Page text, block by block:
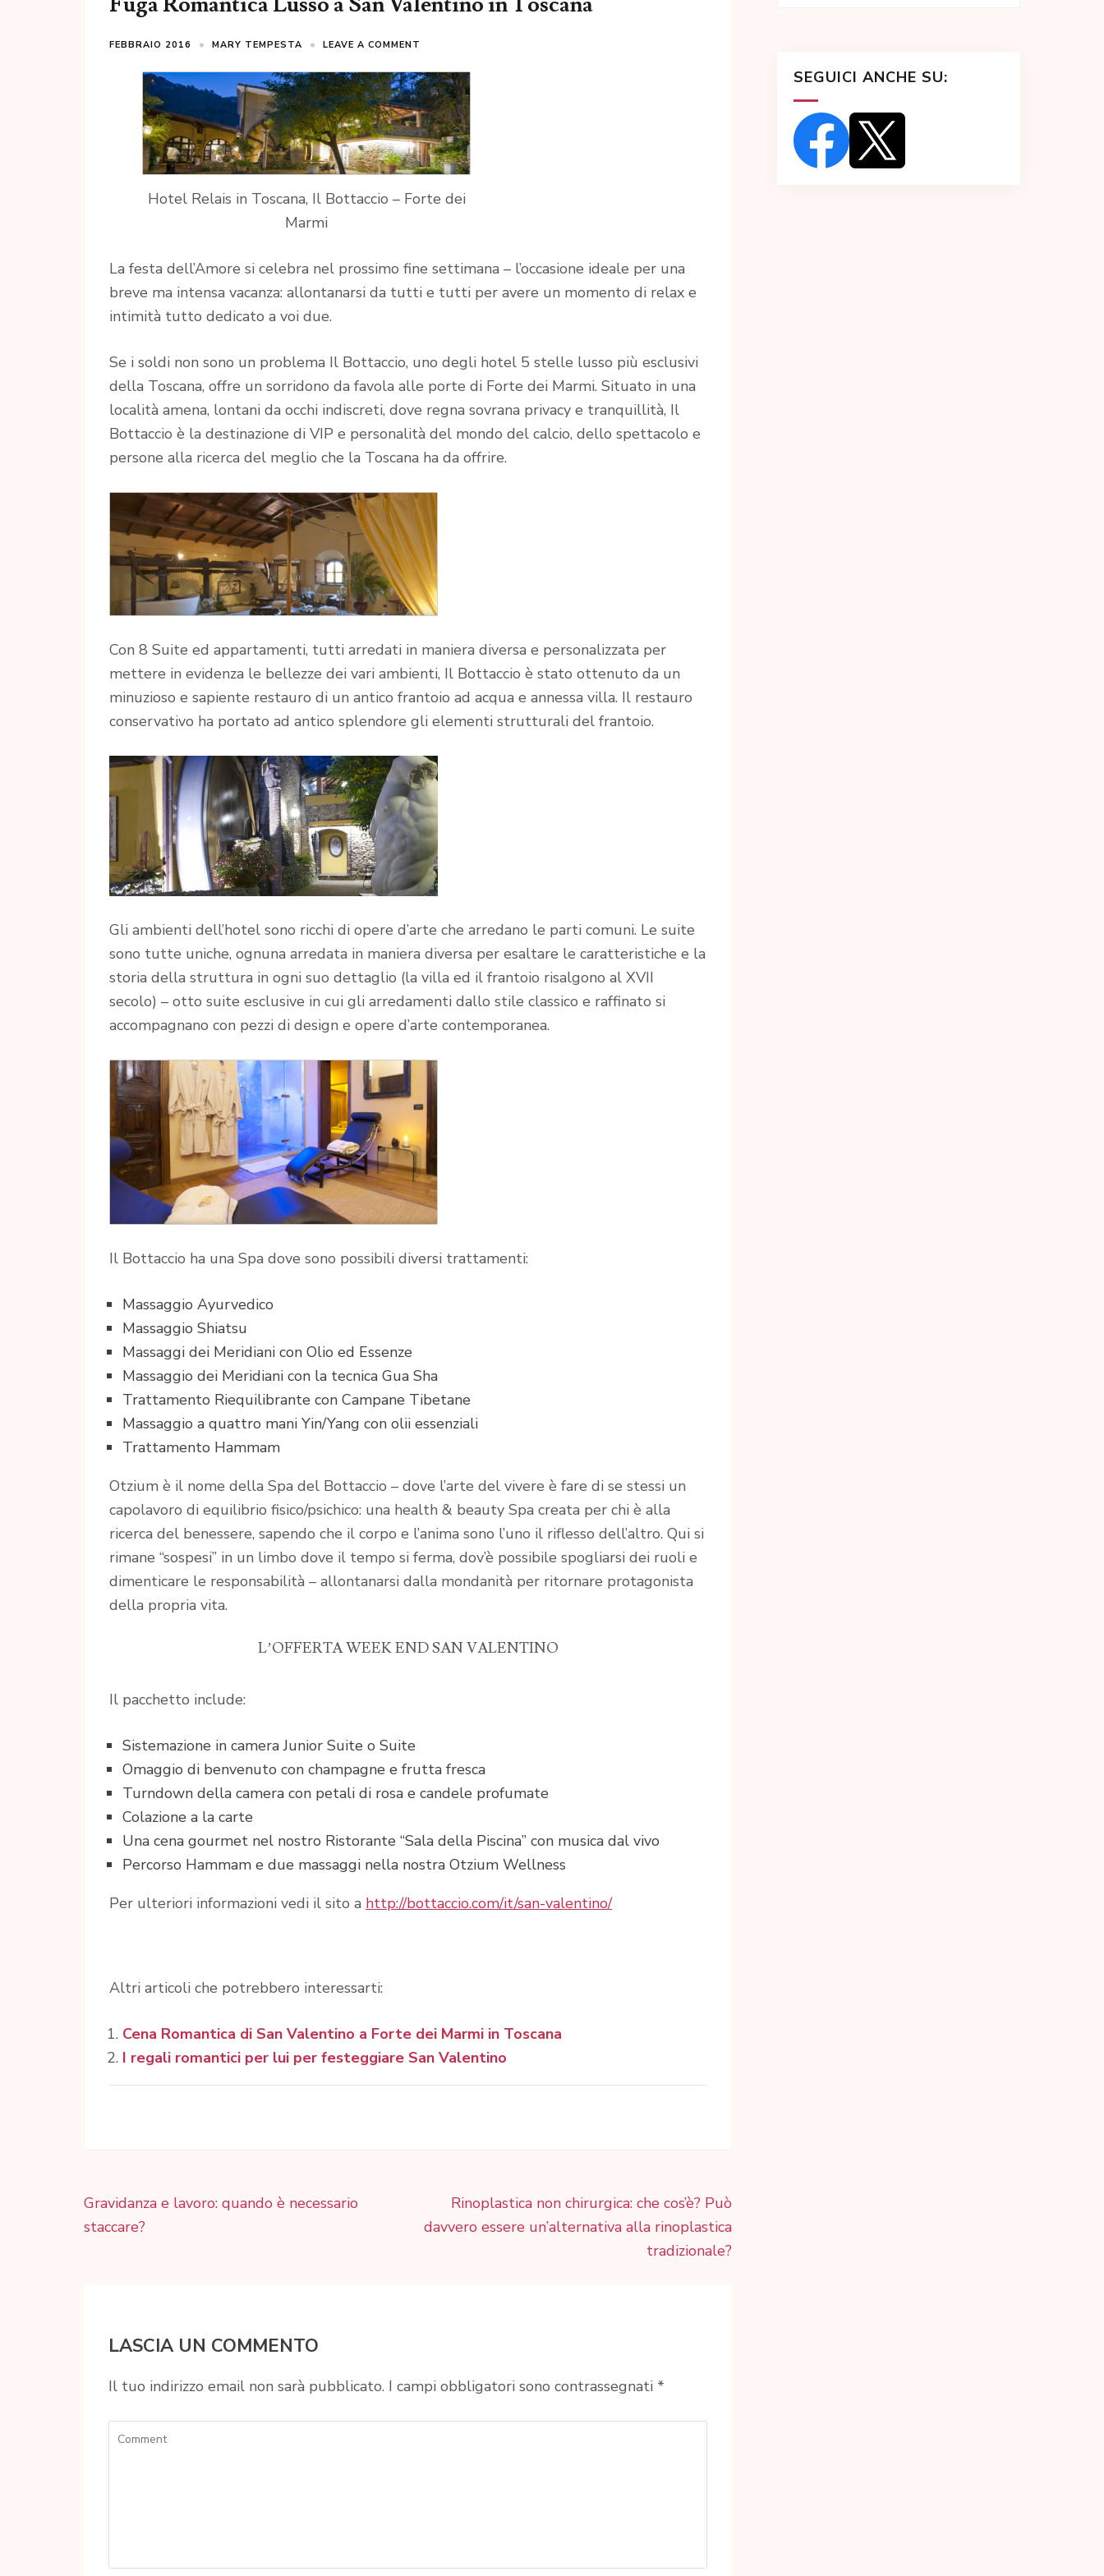
FEBBRAIO 2016 MARY TEMPESTA LEAVE A COMMENT
Hotel Relais in Toscana, Il Bottaccio – Forte dei
Marmi
La festa dell’Amore si celebra nel prossimo fine settimana – l’occasione ideale per una
breve ma intensa vacanza: allontanarsi da tutti e tutti per avere un momento di relax e
intimità tutto dedicato a voi due.
Se i soldi non sono un problema Il Bottaccio, uno degli hotel 5 stelle lusso più esclusivi
della Toscana, offre un sorridono da favola alle porte di Forte dei Marmi. Situato in una
località amena, lontani da occhi indiscreti, dove regna sovrana privacy e tranquillità, Il
Bottaccio è la destinazione di VIP e personalità del mondo del calcio, dello spettacolo e
persone alla ricerca del meglio che la Toscana ha da offrire.
Con 8 Suite ed appartamenti, tutti arredati in maniera diversa e personalizzata per
mettere in evidenza le bellezze dei vari ambienti, Il Bottaccio è stato ottenuto da un
minuzioso e sapiente restauro di un antico frantoio ad acqua e annessa villa. Il restauro
conservativo ha portato ad antico splendore gli elementi strutturali del frantoio.
Gli ambienti dell’hotel sono ricchi di opere d’arte che arredano le parti comuni. Le suite
sono tutte uniche, ognuna arredata in maniera diversa per esaltare le caratteristiche e la
storia della struttura in ogni suo dettaglio (la villa ed il frantoio risalgono al XVII
secolo) – otto suite esclusive in cui gli arredamenti dallo stile classico e raffinato si
accompagnano con pezzi di design e opere d’arte contemporanea.
Il Bottaccio ha una Spa dove sono possibili diversi trattamenti:
Massaggio Ayurvedico
Massaggio Shiatsu
Massaggi dei Meridiani con Olio ed Essenze
Massaggio dei Meridiani con la tecnica Gua Sha
Trattamento Riequilibrante con Campane Tibetane
Massaggio a quattro mani Yin/Yang con olii essenziali
Trattamento Hammam
Otzium è il nome della Spa del Bottaccio – dove l’arte del vivere è fare di se stessi un
capolavoro di equilibrio fisico/psichico: una health & beauty Spa creata per chi è alla
ricerca del benessere, sapendo che il corpo e l’anima sono l’uno il riflesso dell’altro. Qui si
rimane “sospesi” in un limbo dove il tempo si ferma, dov’è possibile spogliarsi dei ruoli e
dimenticare le responsabilità – allontanarsi dalla mondanità per ritornare protagonista
della propria vita.
L’OFFERTA WEEK END SAN VALENTINO
Il pacchetto include:
Sistemazione in camera Junior Suite o Suite
Omaggio di benvenuto con champagne e frutta fresca
Turndown della camera con petali di rosa e candele profumate
Colazione a la carte
Una cena gourmet nel nostro Ristorante “Sala della Piscina” con musica dal vivo
Percorso Hammam e due massaggi nella nostra Otzium Wellness
Per ulteriori informazioni vedi il sito a http://bottaccio.com/it/san-valentino/
Altri articoli che potrebbero interessarti:
Cena Romantica di San Valentino a Forte dei Marmi in Toscana
I regali romantici per lui per festeggiare San Valentino
Navigazione
articoli
Gravidanza e lavoro: quando è necessario
staccare?
Rinoplastica non chirurgica: che cos’è? Può
davvero essere un’alternativa alla rinoplastica
tradizionale?
LASCIA UN COMMENTO
Il tuo indirizzo email non sarà pubblicato. I campi obbligatori sono contrassegnati *
Comment
SEGUICI ANCHE SU: